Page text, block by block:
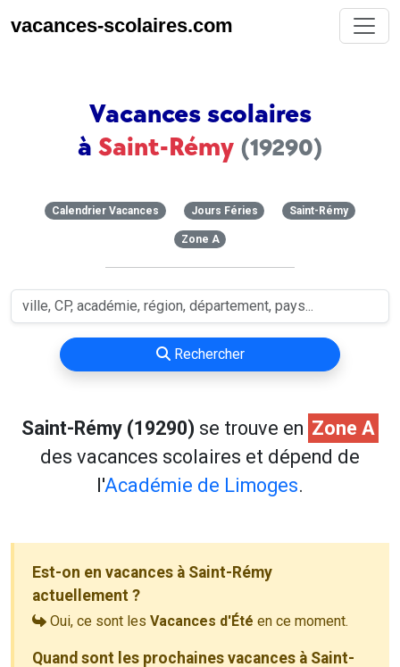
vacances-scolaires.com
Vacances scolaires
à Saint-Rémy (19290)
Calendrier Vacances Jours Féries Saint-Rémy
Zone A
Rechercher
Saint-Rémy (19290) se trouve en Zone A
des vacances scolaires et dépend de
l'Académie de Limoges.
Est-on en vacances à Saint-Rémy
actuellement ?
Oui, ce sont les Vacances d'Été en ce moment.
Quand sont les prochaines vacances à Saint-